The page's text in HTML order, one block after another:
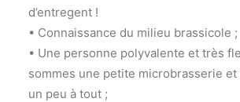
d’entregent !
• Connaissance du milieu brassicole ;
• Une personne polyvalente et très
sommes une petite microbrasserie
un peu à tout ;